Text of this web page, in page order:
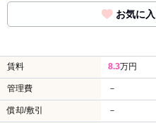
お気に
賃料 8.3万円
管理費 －
償却/敷引 －